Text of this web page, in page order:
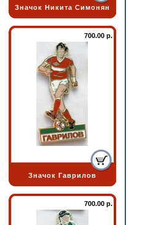
Значок Никита Симонян
700.00 р.
Значок Гаврилов
700.00 р.